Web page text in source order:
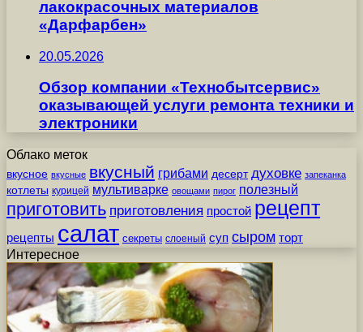
лакокрасочных материалов
«Дарфарбен»
20.05.2026
Обзор компании «Технобытсервис»
оказывающей услуги ремонта техники и
электроники
Облако меток
вкусное вкусные вкусный грибами десерт духовке запеканка
котлеты курицей мультиварке овощами пирог полезный
приготовить приготовления простой рецепт
рецепты салат секреты слоеный суп сыром торт
Интересное